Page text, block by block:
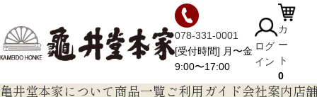
078-331-0001
[受付時間] 月〜金
9:00〜17:00
ログ
イン
カ
ー
ト
0
亀井堂本家について 商品一覧 ご利用ガイド会社案内 店